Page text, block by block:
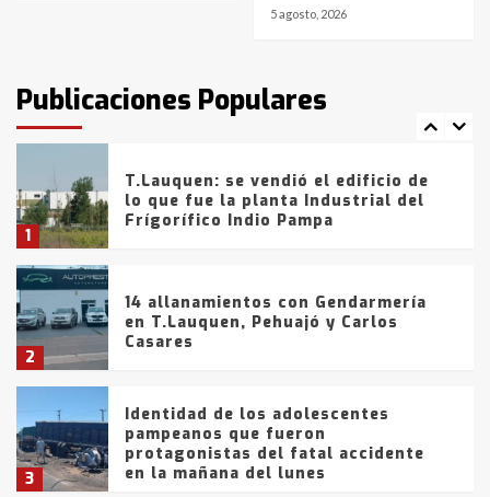
5 agosto, 2026
Publicaciones Populares
fueron detenidos por
comercialización de drogas en la
tarde del sábado
1
T.Lauquen: se vendió el edificio de
lo que fue la planta Industrial del
Frígorífico Indio Pampa
2
14 allanamientos con Gendarmería
en T.Lauquen, Pehuajó y Carlos
Casares
3
Identidad de los adolescentes
pampeanos que fueron
protagonistas del fatal accidente
en la mañana del lunes